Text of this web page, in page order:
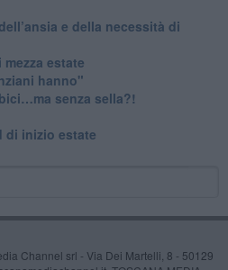
e della necessità di
estate
hanno"
senza sella?!
di inizio estate
Channel srl - Via Dei Martelli, 8 - 50129